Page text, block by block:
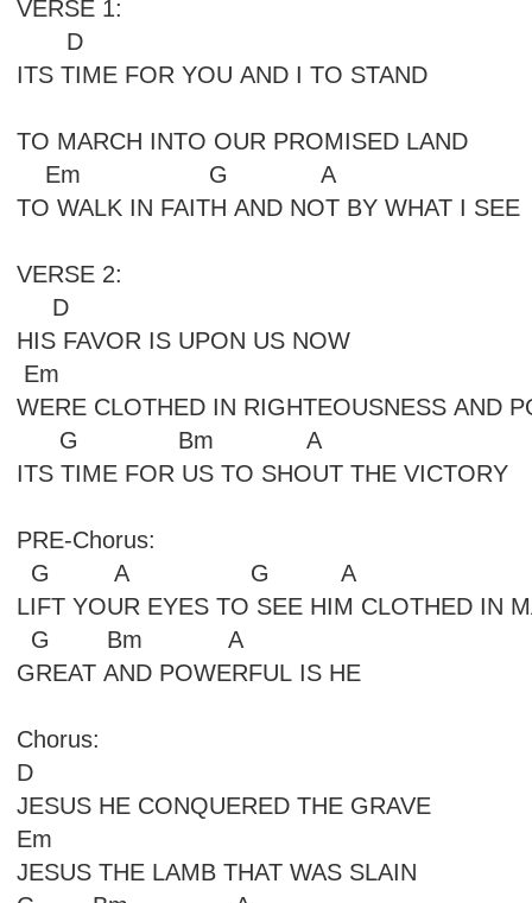
VERSE 1:
D
ITS TIME FOR YOU AND I TO STAND
TO MARCH INTO OUR PROMISED LAND
Em G A
TO WALK IN FAITH AND NOT BY WHAT I SEE
VERSE 2:
D
HIS FAVOR IS UPON US NOW
Em
WERE CLOTHED IN RIGHTEOUSNESS AND
G Bm A
ITS TIME FOR US TO SHOUT THE VICTORY
PRE-Chorus:
G A G A
LIFT YOUR EYES TO SEE HIM CLOTHED IN
G Bm A
GREAT AND POWERFUL IS HE
Chorus:
D
JESUS HE CONQUERED THE GRAVE
Em
JESUS THE LAMB THAT WAS SLAIN